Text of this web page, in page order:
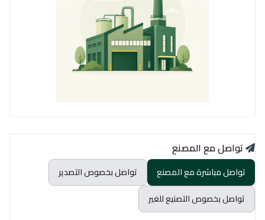
تواصل مع المصنع
تواصل مباشرة مع المصنع
تواصل بخصوص التصدير
تواصل بخصوص التصنيع للغير